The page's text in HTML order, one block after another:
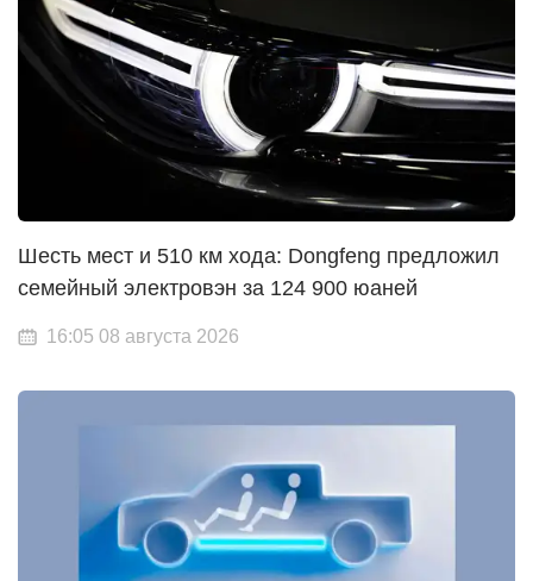
Шесть мест и 510 км хода: Dongfeng предложил
семейный электровэн за 124 900 юаней
16:05 08 августа 2026